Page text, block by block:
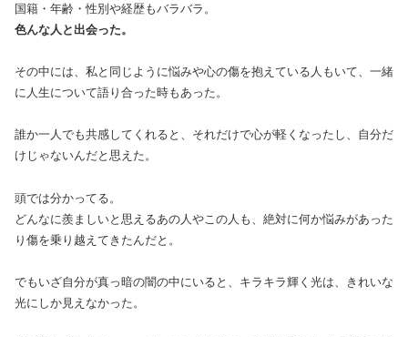
国籍・年齢・性別や経歴もバラバラ。
色んな人と出会った。
その中には、私と同じように悩みや心の傷を抱えている人もいて、一緒
に人生について語り合った時もあった。
誰か一人でも共感してくれると、それだけで心が軽くなったし、自分だ
けじゃないんだと思えた。
頭では分かってる。
どんなに羨ましいと思えるあの人やこの人も、絶対に何か悩みがあった
り傷を乗り越えてきたんだと。
でもいざ自分が真っ暗の闇の中にいると、キラキラ輝く光は、きれいな
光にしか見えなかった。